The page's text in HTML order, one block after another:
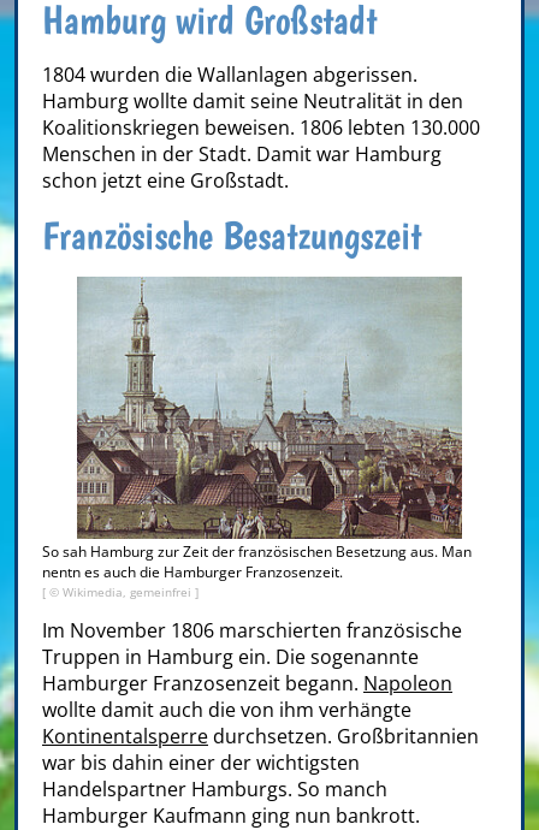
Hamburg wird Großstadt
1804 wurden die Wallanlagen abgerissen.
Hamburg wollte damit seine Neutralität in den
Koalitionskriegen beweisen. 1806 lebten 130.000
Menschen in der Stadt. Damit war Hamburg
schon jetzt eine Großstadt.
Französische Besatzungszeit
So sah Hamburg zur Zeit der französischen Besetzung aus. Man
nentn es auch die Hamburger Franzosenzeit.
[ © Wikimedia, gemeinfrei ]
Im November 1806 marschierten französische
Truppen in Hamburg ein. Die sogenannte
Hamburger Franzosenzeit begann. Napoleon
wollte damit auch die von ihm verhängte
Kontinentalsperredurchsetzen. Großbritannien
war bis dahin einer der wichtigsten
Handelspartner Hamburgs. So manch
Hamburger Kaufmann ging nun bankrott.